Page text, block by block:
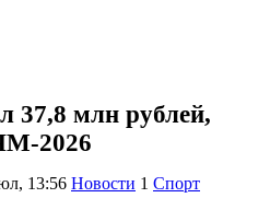
37,8 млн рублей,
2026
13:56 Новости 1 Спорт